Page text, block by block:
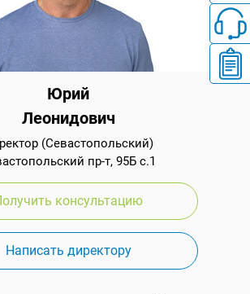
Юрий
Леонидович
(Севастопольский)
пр-т, 95Б с.1
консультацию
Написать директору